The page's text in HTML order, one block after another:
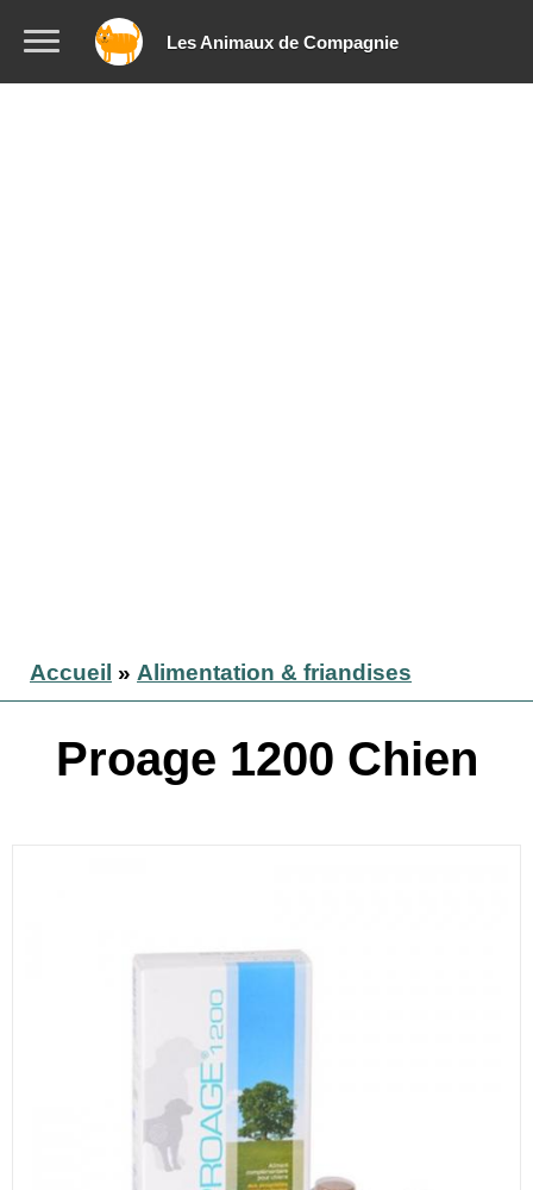
Les Animaux de Compagnie
Accueil » Alimentation & friandises
Proage 1200 Chien